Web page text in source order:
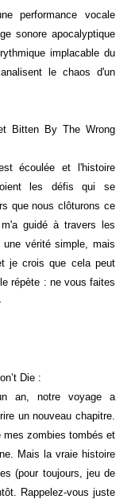
performance vocale
sonore apocalyptique
implacable du
le chaos d'un
Bitten By The Wrong
écoulée et l'histoire
les défis qui se
que nous clôturons ce
guidé à travers les
vérité simple, mais
je crois que cela peut
répète : ne vous faites
Die :
an, notre voyage a
un nouveau chapitre.
mes zombies tombés et
Mais la vraie histoire
(pour toujours, jeu de
Rappelez-vous juste